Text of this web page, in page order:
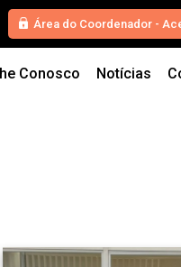
Área do Coordenador -
Conosco Notícias